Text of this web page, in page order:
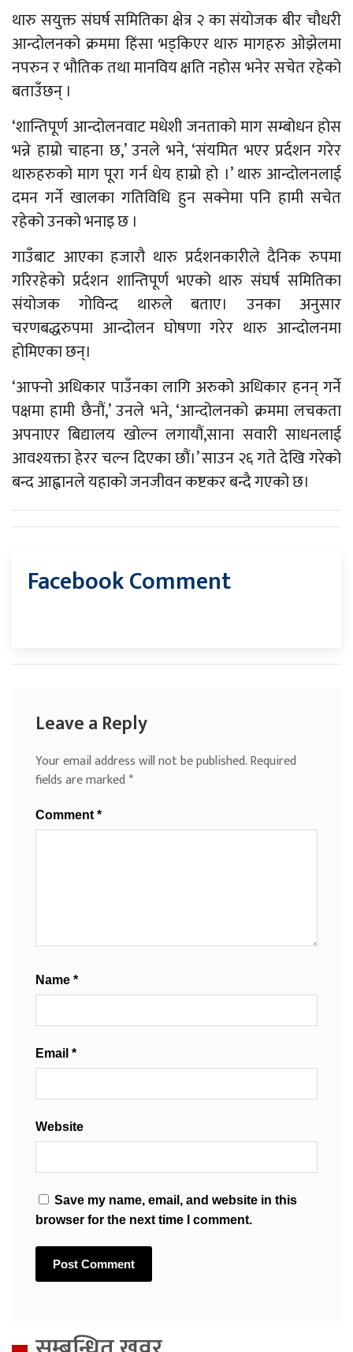
थारु सयुक्त संघर्ष समितिका क्षेत्र २ का संयोजक बीर चौधरी
आन्दोलनको क्रममा हिंसा भड्किएर थारु मागहरु ओझेलमा
नपरुन र भौतिक तथा मानविय क्षति नहोस भनेर सचेत रहेको
बताउँछन् ।
‘शान्तिपूर्ण आन्दोलनवाट मधेशी जनताको माग सम्बोधन होस
भन्ने हाम्रो चाहना छ,’ उनले भने, ‘संयमित भएर प्रर्दशन गरेर
थारुहरुको माग पूरा गर्न धेय हाम्रो हो ।’ थारु आन्दोलनलाई
दमन गर्ने खालका गतिविधि हुन सक्नेमा पनि हामी सचेत
रहेको उनको भनाइ छ ।
गाउँबाट आएका हजारौ थारु प्रर्दशनकारीले दैनिक रुपमा
गरिरहेको प्रर्दशन शान्तिपूर्ण भएको थारु संघर्ष समितिका
संयोजक गोविन्द थारुले बताए। उनका अनुसार
चरणबद्धरुपमा आन्दोलन घोषणा गरेर थारु आन्दोलनमा
होमिएका छन्।
‘आफ्नो अधिकार पाउँनका लागि अरुको अधिकार हनन् गर्ने
पक्षमा हामी छैनौं,’ उनले भने, ‘आन्दोलनको क्रममा लचकता
अपनाएर बिद्यालय खोल्न लगायौं,साना सवारी साधनलाई
आवश्यक्ता हेरर चल्न दिएका छौं।’ साउन २६ गते देखि गरेको
बन्द आह्वानले यहाको जनजीवन कष्टकर बन्दै गएको छ।
Facebook Comment
Leave a Reply
Your email address will not be published.Required
fields are marked*
Comment *
Name *
Email *
Website
Save my name, email, and website in this
browser for the next time I comment.